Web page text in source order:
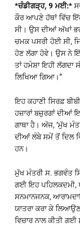
*ਚੰਡੀਗੜ੍ਹ, 9 ਮਈ:*
ਕੌਰ ਆਪਣੇ ਹੱਥਾਂ ਵਿੱਚ
ਸੀ। ਉਸ ਦੀਆਂ ਅੱਖਾਂ
ਚਮਕ ਪਸਰੀ ਹੋਈ ਸੀ,
ਹੋਣ ਲੱਗਾ ਹੋਵੇ। ਉਸ ਨੇ
ਤਾਂ ਹਮੇਸ਼ਾ ਇਹੀ ਲੱਗਦਾ
ਲਿਖਿਆ ਗਿਆ।”
ਇਹ ਕਹਾਣੀ ਸਿਰਫ਼
ਹਜ਼ਾਰਾਂ ਬਜ਼ੁਰਗਾਂ ਦੀਆਂ
ਗਾਥਾ ਹੈ। ਅੱਜ, ‘ਮੁੱਖ
ਦੀਆਂ ਲੰਬੇ ਸਮੇਂ ਤੋਂ ਦਿਲ
ਹਨ।
ਮੁੱਖ ਮੰਤਰੀ ਸ. ਭਗਵੰਤ
ਗਈ ਇਹ ਪਹਿਲਕਦਮੀ,
ਸਨਮਾਨਜਨਕ,
ਯਾਤਰਾ ਕਰਾ ਕੇ
ਵਿਚਾਰ ਨਾਲ ਕੀਤੀ